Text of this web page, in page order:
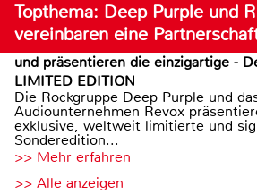
Topthema: Deep Purple und
vereinbaren eine
und präsentieren die einzigartige -
LIMITED EDITION
Die Rockgruppe Deep Purple und
Audiounternehmen Revox
exklusive, weltweit limitierte und
Sonderedition...
>> Mehr erfahren
>> Alle anzeigen